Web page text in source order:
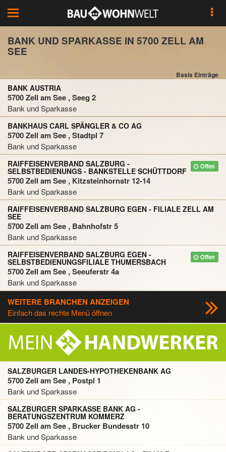
Toggle
navigation
BANK UND SPARKASSE IN 5700 ZELL AM
SEE
Basis Einträge
BANK AUSTRIA
5700 Zell am See , Seeg 2
Bank und Sparkasse
BANKHAUS CARL SPÄNGLER & CO AG
5700 Zell am See , Stadtpl 7
Bank und Sparkasse
Offen
RAIFFEISENVERBAND SALZBURG -
SELBSTBEDIENUNGS - BANKSTELLE SCHÜTTDORF
5700 Zell am See , Kitzsteinhornstr 12-14
Bank und Sparkasse
RAIFFEISENVERBAND SALZBURG EGEN - FILIALE ZELL AM
SEE
5700 Zell am See , Bahnhofstr 5
Bank und Sparkasse
Offen
RAIFFEISENVERBAND SALZBURG EGEN -
SELBSTBEDIENUNGSFILIALE THUMERSBACH
5700 Zell am See , Seeuferstr 4a
Bank und Sparkasse
WEITERE BRANCHEN ANZEIGEN
Einfach das rechte Menü öffnen
SALZBURGER LANDES-HYPOTHEKENBANK AG
5700 Zell am See , Postpl 1
Bank und Sparkasse
SALZBURGER SPARKASSE BANK AG -
BERATUNGSZENTRUM KOMMERZ
5700 Zell am See , Brucker Bundesstr 10
Bank und Sparkasse